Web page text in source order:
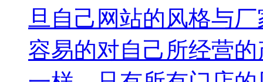
旦自己网站的风格与
容易的对自己所经营